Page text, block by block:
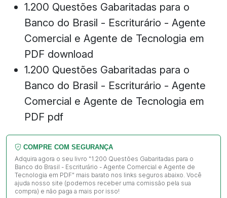
1.200 Questões Gabaritadas para o
Banco do Brasil - Escriturário - Agente
Comercial e Agente de Tecnologia em
PDF download
1.200 Questões Gabaritadas para o
Banco do Brasil - Escriturário - Agente
Comercial e Agente de Tecnologia em
PDF pdf
COMPRE COM SEGURANÇA
Adquira agora o seu livro "1.200 Questões Gabaritadas para o
Banco do Brasil - Escriturário - Agente Comercial e Agente de
Tecnologia em PDF" mais barato nos links seguros abaixo. Você
ajuda nosso site (podemos receber uma comissão pela sua
compra) e não paga a mais por isso!